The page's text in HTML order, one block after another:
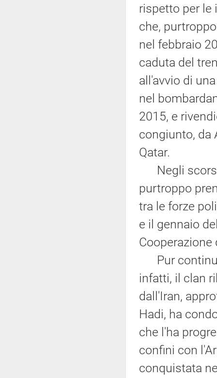
rispetto per le
che,
nel febbraio
caduta del
all'avvio di
nel
2015, e
congiunto, da
Qatar.
Negli scorsi
purtroppo
tra le forze
e il gennaio
Cooperazione
Pur
infatti, il clan
dall'Iran,
Hadi, ha
che l'ha
confini con
conquistata